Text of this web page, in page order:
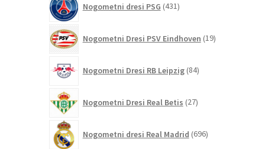
Nogometni dresi PSG 431izdelkov
Nogometni Dresi PSV Eindhoven 19izdelkov
Nogometni Dresi RB Leipzig 84izdelkov
Nogometni Dresi Real Betis 27izdelkov
Nogometni dresi Real Madrid 696izdelkov